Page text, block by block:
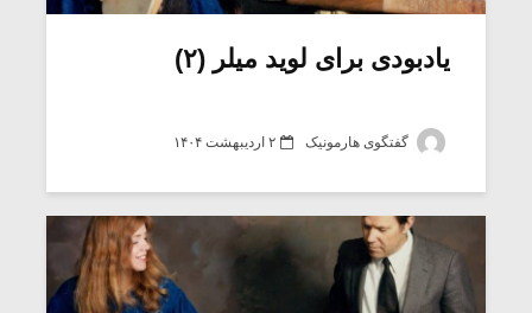
یادبودی برای لوید میلر (۲)
گفتگوی هارمونیک ۲ اردیبهشت ۱۴۰۴